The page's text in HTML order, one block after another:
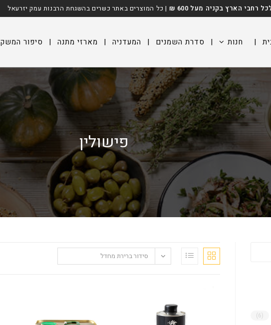
רחבי הארץ בקניה מעל 600 ₪ | כל המוצרים באתר כשרים בהשגחת הרבנות עמק יזרעאל
| חנות | סדרת השמנים | המעדניה | מארזי מתנה | סיפור המשק
פישולין
(6)
סידור ברירת מחדל